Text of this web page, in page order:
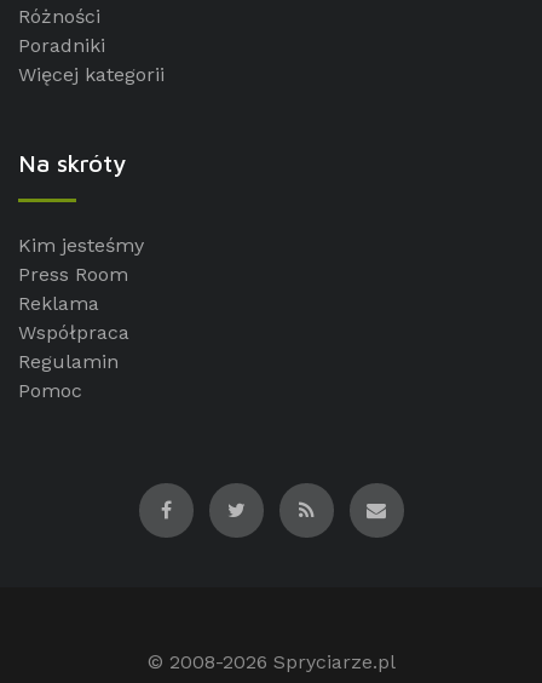
Różności
Poradniki
Więcej kategorii
Na skróty
Kim jesteśmy
Press Room
Reklama
Współpraca
Regulamin
Pomoc
© 2008-2026 Spryciarze.pl